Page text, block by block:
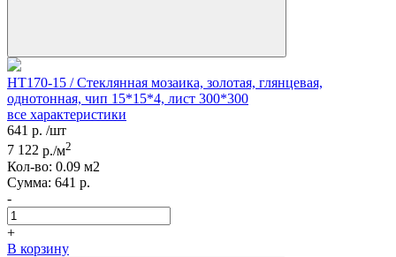
HT170-15 / Стеклянная мозаика, золотая, глянцевая,
однотонная, чип 15*15*4, лист 300*300
все характеристики
641 р. /шт
7 122 р./м2
Кол-вo: 0.09 м2
Сумма: 641 р.
-
+
В корзину